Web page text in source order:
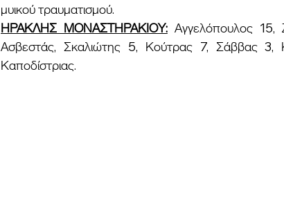
μυικού τραυματισμού.
ΗΡΑΚΛΗΣ ΜΟΝΑΣΤΗΡΑΚΙΟΥ: Αγγελόπουλος 15,
Ασβεστάς, Σκαλιώτης 5, Κούτρας 7, Σάββας 3,
Καποδίστριας.